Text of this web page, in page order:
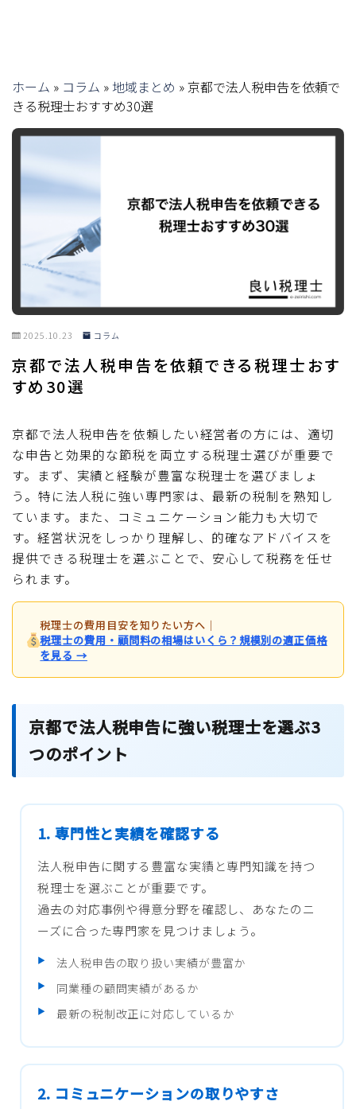
ホーム » コラム » 地域まとめ »京都で法人税申告を依頼で
きる税理士おすすめ30選
2025.10.23 コラム
京都で法人税申告を依頼できる税理士おす
すめ30選
京都で法人税申告を依頼したい経営者の方には、適切
な申告と効果的な節税を両立する税理士選びが重要で
す。まず、実績と経験が豊富な税理士を選びましょ
う。特に法人税に強い専門家は、最新の税制を熟知し
ています。また、コミュニケーション能力も大切で
す。経営状況をしっかり理解し、的確なアドバイスを
提供できる税理士を選ぶことで、安心して税務を任せ
られます。
税理士の費用目安を知りたい方へ ｜
税理士の費用・顧問料の相場はいくら？規模別の適正価格
を見る →
京都で法人税申告に強い税理士を選ぶ3
つのポイント
1. 専門性と実績を確認する
法人税申告に関する豊富な実績と専門知識を持つ
税理士を選ぶことが重要です。
過去の対応事例や得意分野を確認し、あなたのニ
ーズに合った専門家を見つけましょう。
法人税申告の取り扱い実績が豊富か
同業種の顧問実績があるか
最新の税制改正に対応しているか
2. コミュニケーションの取りやすさ